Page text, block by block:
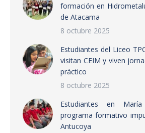
formación en
de Atacama
8 octubre 2025
Estudiantes del Liceo
visitan CEIM y viven
práctico
8 octubre 2025
Estudiantes en
programa formativo
Antucoya